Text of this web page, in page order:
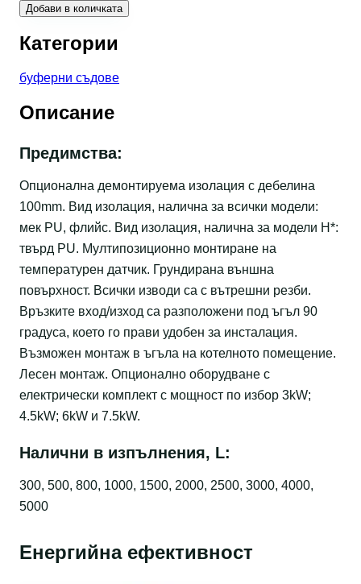
Добави в количката
Категории
буферни съдове
Описание
Предимства:
Опционална демонтируема изолация с дебелина
100mm. Вид изолация, налична за всички модели:
мек PU, флийс. Вид изолация, налична за модели Н*:
твърд PU. Мултипозиционно монтиране на
температурен датчик. Грундирана външна
повърхност. Всички изводи са с вътрешни резби.
Връзките вход/изход са разположени под ъгъл 90
градуса, което го прави удобен за инсталация.
Възможен монтаж в ъгъла на котелното помещение.
Лесен монтаж. Опционално оборудване с
електрически комплект с мощност по избор 3kW;
4.5kW; 6kW и 7.5kW.
Налични в изпълнения, L:
300, 500, 800, 1000, 1500, 2000, 2500, 3000, 4000,
5000
Енергийна ефективност